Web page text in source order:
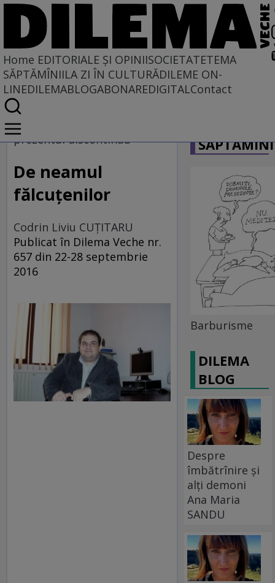
Home EDITORIALE ȘI OPINIISOCIETATETEMA
SĂPTĂMÎNIILA ZI ÎN CULTURĂDILEME ON-
LINEDILEMABLOGABONAREDIGITALContact
Home
EDITORIALE ȘI OPINII
prezentul discontinuu
De neamul
fălcuţenilor
Codrin Liviu CUŢITARU
Publicat în Dilema Veche nr.
657 din 22-28 septembrie
2016
Barburisme
DILEMA
BLOG
Despre
îmbătrînire și
alți demoni
Ana Maria
SANDU